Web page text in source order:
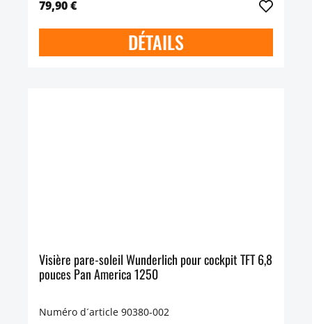
79,90 €
DÉTAILS
Visière pare-soleil Wunderlich pour cockpit TFT 6,8
pouces Pan America 1250
Numéro d´article 90380-002